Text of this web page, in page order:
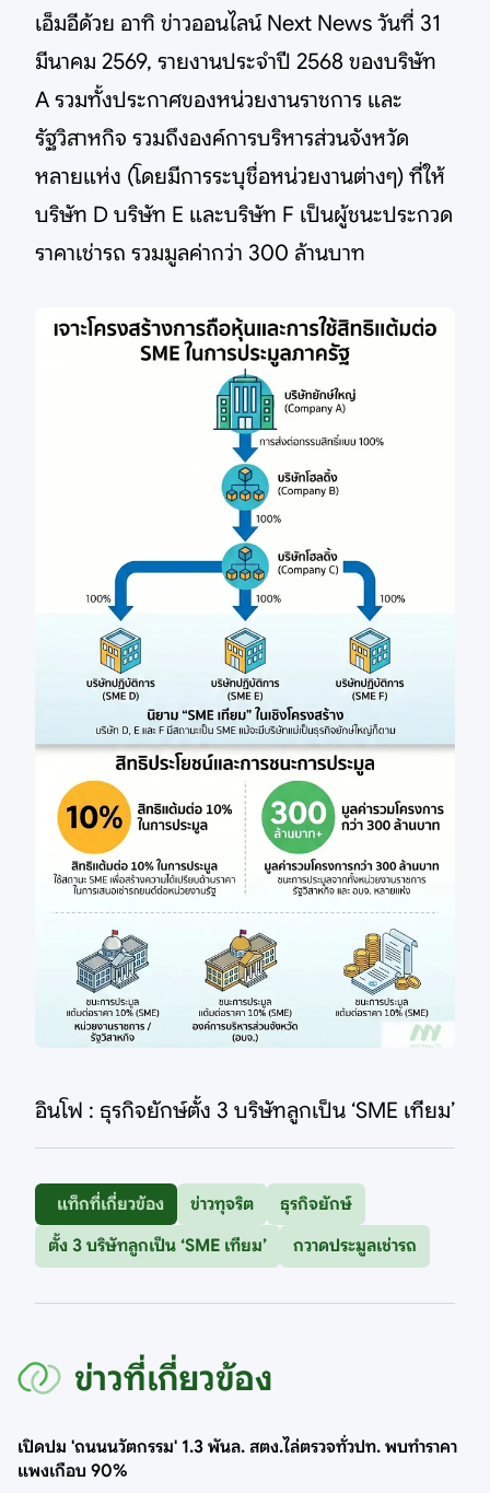
เอ็มอีด้วย อาทิ ข่าวออนไลน์ Next News วันที่ 31
มีนาคม 2569, รายงานประจำปี 2568 ของบริษัท
A รวมทั้งประกาศของหน่วยงานราชการ และ
รัฐวิสาหกิจ รวมถึงองค์การบริหารส่วนจังหวัด
หลายแห่ง (โดยมีการระบุชื่อหน่วยงานต่างๆ) ที่ให้
บริษัท D บริษัท E และบริษัท F เป็นผู้ชนะประกวด
ราคาเช่ารถ รวมมูลค่ากว่า 300 ล้านบาท
อินโฟ : ธุรกิจยักษ์ตั้ง 3 บริษัทลูกเป็น ‘SME เทียม’
แท็กที่เกี่ยวข้อง ข่าวทุจริต
ธุรกิจยักษ์
ตั้ง 3 บริษัทลูกเป็น ‘SME เทียม’
กวาดประมูลเช่ารถ
ข่าวที่เกี่ยวข้อง
เปิดปม 'ถนนนวัตกรรม' 1.3 พันล. สตง.ไล่ตรวจทั่วปท. พบทำราคา
แพงเกือบ 90%